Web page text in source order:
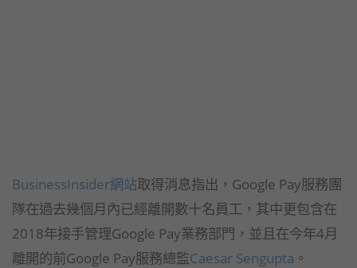
BusinessInsider網站取得消息指出，Google Pay服務團
隊在過去幾個月內已經離開數十名員工，其中更包含在
2018年接手管理Google Pay業務部門，並且在今年4月
離開的前Google Pay服務總監Caesar Sengupta 。